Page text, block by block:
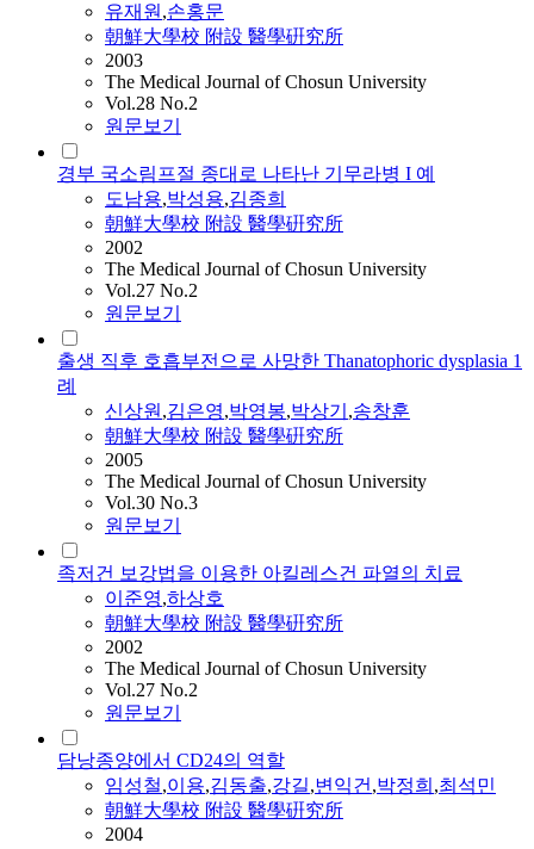
유재원,손홍문
朝鮮大學校 附設 醫學硏究所
2003
The Medical Journal of Chosun University
Vol.28 No.2
원문보기
경부 국소림프절 종대로 나타난 기무라병 I 예
도남용,박성용,김종희
朝鮮大學校 附設 醫學硏究所
2002
The Medical Journal of Chosun University
Vol.27 No.2
원문보기
출생 직후 호흡부전으로 사망한 Thanatophoric dysplasia 1
례
신상원,김은영,박영봉,박상기 ,송창훈
朝鮮大學校 附設 醫學硏究所
2005
The Medical Journal of Chosun University
Vol.30 No.3
원문보기
족저건 보강법을 이용한 아킬레스건 파열의 치료
이준영,하상호
朝鮮大學校 附設 醫學硏究所
2002
The Medical Journal of Chosun University
Vol.27 No.2
원문보기
담낭종양에서 CD24의 역할
임성철,이용,김동출,강길,변익건,박정희 ,최석민
朝鮮大學校 附設 醫學硏究所
2004